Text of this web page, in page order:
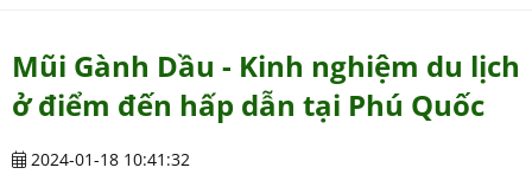
Mũi Gành Dầu - Kinh nghiệm du lịch
ở điểm đến hấp dẫn tại Phú Quốc
2024-01-18 10:41:32